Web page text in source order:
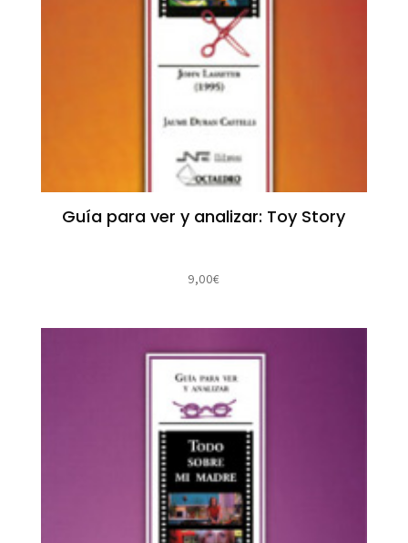
Guía para ver y analizar: Toy Story
9,00€